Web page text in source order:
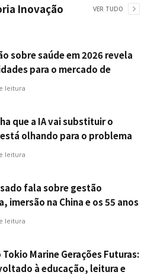
Inovação VER TUDO
sobre saúde em 2026 revela
para o mercado de
cobertura e prevenção
leitura
que a IA vai substituir o
olhando para o problema
leitura
fala sobre gestão
imersão na China e os 55 anos
leitura
Marine Gerações Futuras:
à educação, leitura e